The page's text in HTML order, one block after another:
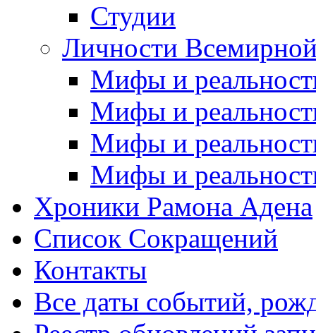
Студии
Личности
Мифы и
Мифы и
Мифы и
Мифы и
Хроники Рамона Адена
Список Сокращений
Контакты
Все даты событий,